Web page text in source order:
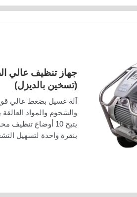
جهاز تنظيف عالي
(تسخين بالديزل)
آلة غسيل بضغط عالي
والشحوم والمواد
يتيح 10 أوضاع
بنقرة واحدة لتسهيل